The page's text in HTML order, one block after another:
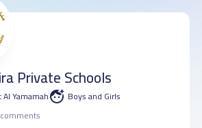
Private Schools
Yamamah Boys and Girls